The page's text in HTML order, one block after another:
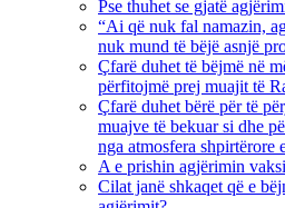
Pse thuhet se gjatë
“Ai që nuk fal namazin,
nuk mund të bëjë asnjë
Çfarë duhet të bëjmë në
përfitojmë prej muajit të
Çfarë duhet bërë për të
muajve të bekuar si dhe
nga atmosfera shpirtërore
A e prishin agjërimin
Cilat janë shkaqet që e